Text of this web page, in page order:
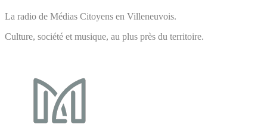
La radio de Médias Citoyens en Villeneuvois.
Culture, société et musique, au plus près du territoire.